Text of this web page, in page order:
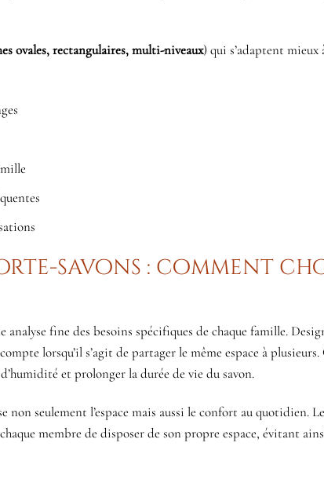
ovales, rectangulaires, multi-niveaux) qui s’adaptent mieux
savons : comment
analyse fine des besoins spécifiques de chaque famille.
lorsqu’il s’agit de partager le même espace à
et prolonger la durée de vie du savon.
non seulement l’espace mais aussi le confort au quotidien.
membre de disposer de son propre espace, évitant